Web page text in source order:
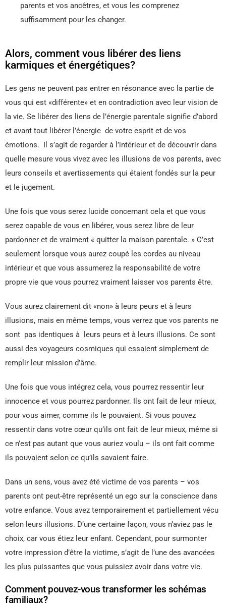
parents et vos ancêtres, et vous les comprenez
suffisamment pour les changer.
Alors, comment vous libérer des liens
karmiques et énergétiques?
Les gens ne peuvent pas entrer en résonance avec la partie de
vous qui est «différente» et en contradiction avec leur vision de
la vie. Se libérer des liens de l’énergie parentale signifie d’abord
et avant tout libérer l’énergie de votre esprit et de vos
émotions. Il s’agit de regarder à l’intérieur et de découvrir dans
quelle mesure vous vivez avec les illusions de vos parents, avec
leurs conseils et avertissements qui étaient fondés sur la peur
et le jugement.
Une fois que vous serez lucide concernant cela et que vous
serez capable de vous en libérer, vous serez libre de leur
pardonner et de vraiment « quitter la maison parentale. » C’est
seulement lorsque vous aurez coupé les cordes au niveau
intérieur et que vous assumerez la responsabilité de votre
propre vie que vous pourrez vraiment laisser vos parents être.
Vous aurez clairement dit «non» à leurs peurs et à leurs
illusions, mais en même temps, vous verrez que vos parents ne
sont pas identiques à leurs peurs et à leurs illusions. Ce sont
aussi des voyageurs cosmiques qui essaient simplement de
remplir leur mission d’âme.
Une fois que vous intégrez cela, vous pourrez ressentir leur
innocence et vous pourrez pardonner. Ils ont fait de leur mieux,
pour vous aimer, comme ils le pouvaient. Si vous pouvez
ressentir dans votre cœur qu’ils ont fait de leur mieux, même si
ce n’est pas autant que vous auriez voulu – ils ont fait comme
ils pouvaient selon ce qu’ils savaient faire.
Dans un sens, vous avez été victime de vos parents – vos
parents ont peut-être représenté un ego sur la conscience dans
votre enfance. Vous avez temporairement et partiellement vécu
selon leurs illusions. D’une certaine façon, vous n’aviez pas le
choix, car vous étiez leur enfant. Cependant, pour surmonter
votre impression d’être la victime, s’agit de l’une des avancées
les plus puissantes que vous puissiez avoir dans votre vie.
Comment pouvez-vous transformer les schémas
familiaux?